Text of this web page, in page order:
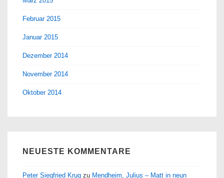
Februar 2015
Januar 2015
Dezember 2014
November 2014
Oktober 2014
NEUESTE KOMMENTARE
Peter Siegfried Krug zu Mendheim, Julius – Matt in neun